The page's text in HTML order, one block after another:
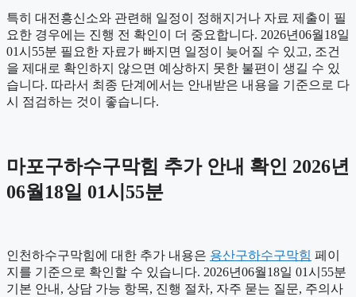
특히 대전흥신소와 관련해 일정이 정해지거나 자료 제출이 필
요한 경우에는 진행 전 확인이 더 중요합니다. 2026년06월18일
01시55분 필요한 자료가 빠지면 일정이 늦어질 수 있고, 조건
을 제대로 확인하지 않으면 예상하지 못한 불편이 생길 수 있
습니다. 따라서 최종 단계에서는 안내받은 내용을 기준으로 다
시 점검하는 것이 좋습니다.
마포구하수구막힘 추가 안내 확인 2026년
06월18일 01시55분
인천하수구막힘에 대한 추가 내용은 용산구하수구막힘 페이
지를 기준으로 확인할 수 있습니다. 2026년06월18일 01시55분
기본 안내, 상담 가능 항목, 진행 절차, 자주 묻는 질문, 주의사